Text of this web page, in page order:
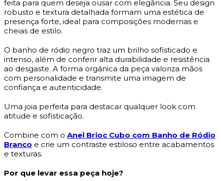
feita para quem deseja ousar com elegância. Seu design
robusto e textura detalhada formam uma estética de
presença forte, ideal para composições modernas e
cheias de estilo.
O banho de ródio negro traz um brilho sofisticado e
intenso, além de conferir alta durabilidade e resistência
ao desgaste. A forma orgânica da peça valoriza mãos
com personalidade e transmite uma imagem de
confiança e autenticidade.
Uma joia perfeita para destacar qualquer look com
atitude e sofisticação.
Combine com o Anel Brioc Cubo com Banho de Ródio
Branco e crie um contraste estiloso entre acabamentos
e texturas.
Por que levar essa peça hoje?